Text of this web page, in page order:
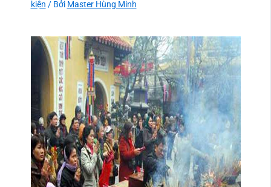
kiện / Bởi Master Hùng Minh